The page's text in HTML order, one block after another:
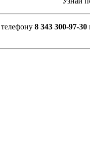
8 343 300-97-30